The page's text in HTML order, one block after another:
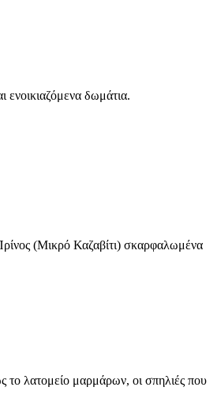
ενοικιαζόμενα δωμάτια.
(Μικρό Καζαβίτι) σκαρφαλωμένα
το λατομείο μαρμάρων, οι σπηλιές που